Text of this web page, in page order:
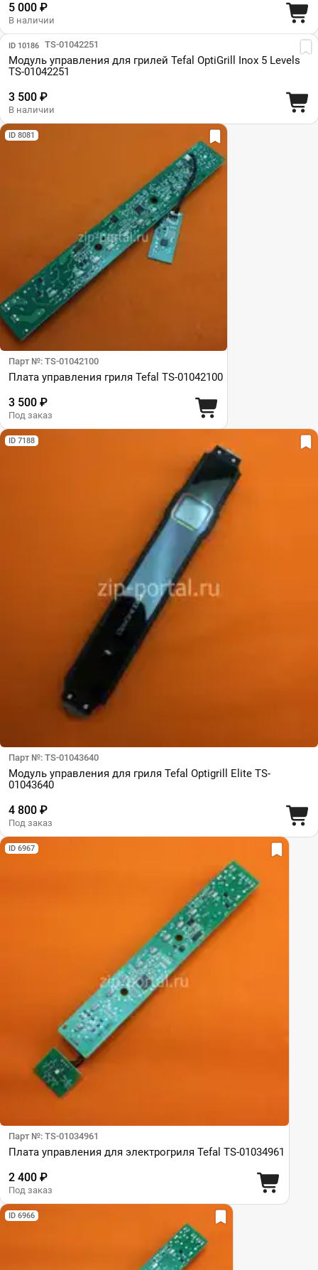
5 000 ₽
В наличии
ID 10186
Парт №: TS-01042251
Модуль управления для грилей Tefal OptiGrill Inox 5 Levels
TS-01042251
3 500 ₽
В наличии
ID 8081
Парт №: TS-01042100
Плата управления гриля Tefal TS-01042100
3 500 ₽
Под заказ
ID 7188
Парт №: TS-01043640
Модуль управления для гриля Tefal Optigrill Elite TS-
01043640
4 800 ₽
Под заказ
ID 6967
Парт №: TS-01034961
Плата управления для электрогриля Tefal TS-01034961
2 400 ₽
Под заказ
ID 6966